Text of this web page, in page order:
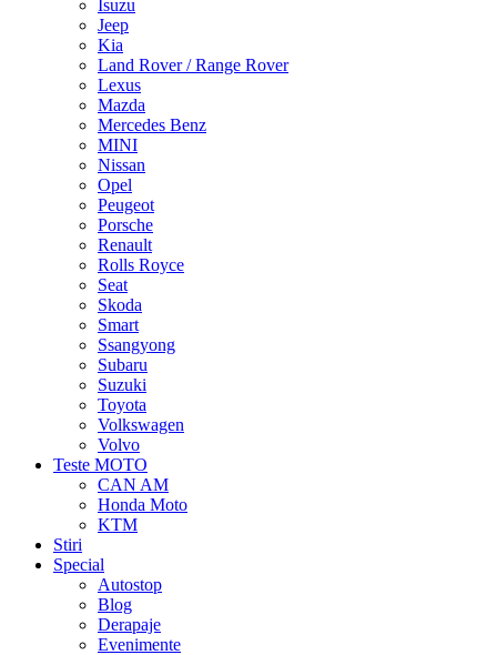
Isuzu
Jeep
Kia
Land Rover / Range Rover
Lexus
Mazda
Mercedes Benz
MINI
Nissan
Opel
Peugeot
Porsche
Renault
Rolls Royce
Seat
Skoda
Smart
Ssangyong
Subaru
Suzuki
Toyota
Volkswagen
Volvo
Teste MOTO
CAN AM
Honda Moto
KTM
Stiri
Special
Autostop
Blog
Derapaje
Evenimente